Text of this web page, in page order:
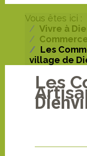
Vous êtes ici :
Vivre à
Les
village de
Les